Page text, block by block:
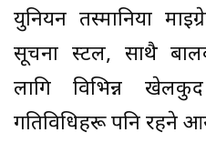
युनियन तस्मानिया
सूचना स्टल, साथै
लागि विभिन्न
गतिविधिहरू पनि रहने